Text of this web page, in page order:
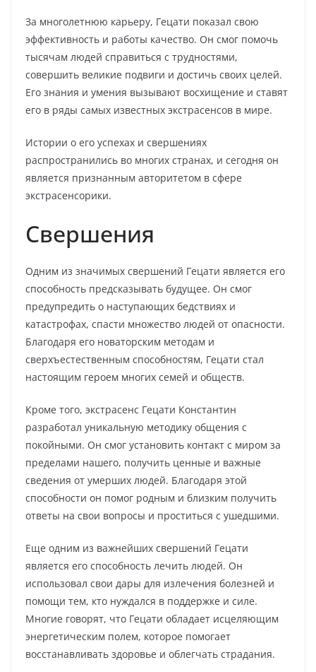
За многолетнюю карьеру, Гецати показал свою
эффективность и работы качество. Он смог помочь
тысячам людей справиться с трудностями,
совершить великие подвиги и достичь своих целей.
Его знания и умения вызывают восхищение и ставят
его в ряды самых известных экстрасенсов в мире.
Истории о его успехах и свершениях
распространились во многих странах, и сегодня он
является признанным авторитетом в сфере
экстрасенсорики.
Свершения
Одним из значимых свершений Гецати является его
способность предсказывать будущее. Он смог
предупредить о наступающих бедствиях и
катастрофах, спасти множество людей от опасности.
Благодаря его новаторским методам и
сверхъестественным способностям, Гецати стал
настоящим героем многих семей и обществ.
Кроме того, экстрасенс Гецати Константин
разработал уникальную методику общения с
покойными. Он смог установить контакт с миром за
пределами нашего, получить ценные и важные
сведения от умерших людей. Благодаря этой
способности он помог родным и близким получить
ответы на свои вопросы и проститься с ушедшими.
Еще одним из важнейших свершений Гецати
является его способность лечить людей. Он
использовал свои дары для излечения болезней и
помощи тем, кто нуждался в поддержке и силе.
Многие говорят, что Гецати обладает исцеляющим
энергетическим полем, которое помогает
восстанавливать здоровье и облегчать страдания.